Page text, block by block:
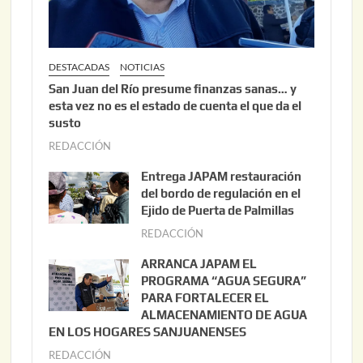
DESTACADAS NOTICIAS
San Juan del Río presume finanzas sanas… y
esta vez no es el estado de cuenta el que da el
susto
REDACCIÓN
o
s
t
3
,
2
0
Entrega JAPAM restauración
del bordo de regulación en el
Ejido de Puerta de Palmillas
REDACCIÓN
i
o
2
ARRANCA JAPAM EL
PROGRAMA “AGUA SEGURA”
PARA FORTALECER EL
ALMACENAMIENTO DE AGUA
EN LOS HOGARES SANJUANENSES
REDACCIÓN